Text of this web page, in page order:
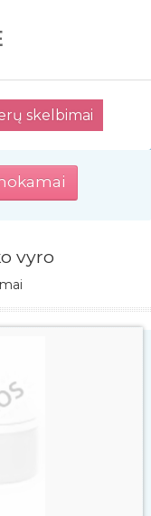
skelbimai
vyro